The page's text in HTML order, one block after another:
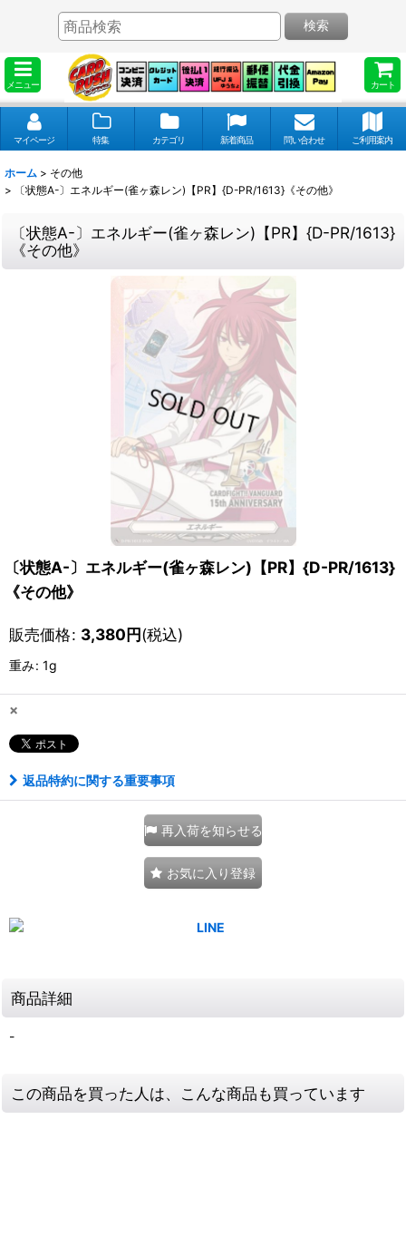
メニュー カート
検索
マイページ 特集 カテゴリ 新着商品 問い合わせ ご利用案内
ホーム > その他
>
〔状態A-〕エネルギー(雀ヶ森レン)【PR】{D-PR/1613}《その他》
〔状態A-〕エネルギー(雀ヶ森レン)【PR】{D-PR/1613}
《その他》
〔状態A-〕エネルギー(雀ヶ森レン)【PR】{D-PR/1613}
《その他》
販売価格: 3,380円(税込)
重み: 1g
×
返品特約に関する重要事項
再入荷を知らせる
お気に入り登録
商品詳細
-
この商品を買った人は、こんな商品も買っています